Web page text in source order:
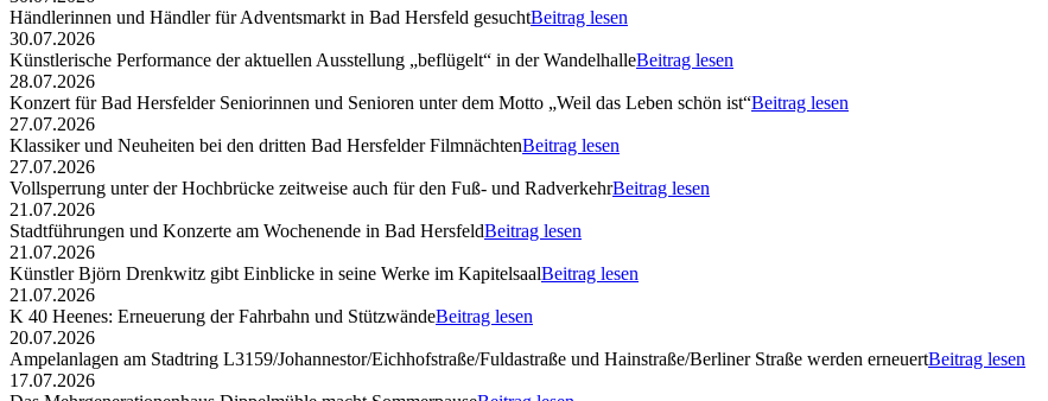
Händlerinnen und Händler für Adventsmarkt in Bad Hersfeld gesuchtBeitrag lesen
30.07.2026
Künstlerische Performance der aktuellen Ausstellung „beflügelt“ in der WandelhalleBeitrag lesen
28.07.2026
Konzert für Bad Hersfelder Seniorinnen und Senioren unter dem Motto „Weil das Leben schön ist“Beitrag lesen
27.07.2026
Klassiker und Neuheiten bei den dritten Bad Hersfelder FilmnächtenBeitrag lesen
27.07.2026
Vollsperrung unter der Hochbrücke zeitweise auch für den Fuß- und RadverkehrBeitrag lesen
21.07.2026
Stadtführungen und Konzerte am Wochenende in Bad HersfeldBeitrag lesen
21.07.2026
Künstler Björn Drenkwitz gibt Einblicke in seine Werke im KapitelsaalBeitrag lesen
21.07.2026
K 40 Heenes: Erneuerung der Fahrbahn und StützwändeBeitrag lesen
20.07.2026
Ampelanlagen am Stadtring L3159/Johannestor/Eichhofstraße/Fuldastraße und Hainstraße/Berliner Straße werden erneuertBeitrag lesen
17.07.2026